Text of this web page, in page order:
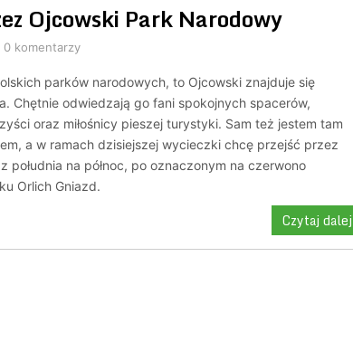
Ojcowski Park Narodowy
0 komentarzy
parków narodowych, to Ojcowski znajduje się
Chętnie odwiedzają go fani spokojnych spacerów,
oraz miłośnicy pieszej turystyki. Sam też jestem tam
a w ramach dzisiejszej wycieczki chcę przejść przez
południa na północ, po oznaczonym na czerwono
Orlich Gniazd.
Czytaj dalej